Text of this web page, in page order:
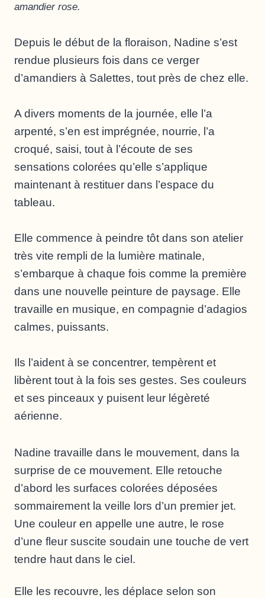
amandier rose.
Depuis le début de la floraison, Nadine s’est
rendue plusieurs fois dans ce verger
d’amandiers à Salettes, tout près de chez elle.
A divers moments de la journée, elle l’a
arpenté, s’en est imprégnée, nourrie, l’a
croqué, saisi, tout à l’écoute de ses
sensations colorées qu’elle s’applique
maintenant à restituer dans l’espace du
tableau.
Elle commence à peindre tôt dans son atelier
très vite rempli de la lumière matinale,
s’embarque à chaque fois comme la première
dans une nouvelle peinture de paysage. Elle
travaille en musique, en compagnie d’adagios
calmes, puissants.
Ils l’aident à se concentrer, tempèrent et
libèrent tout à la fois ses gestes. Ses couleurs
et ses pinceaux y puisent leur légèreté
aérienne.
Nadine travaille dans le mouvement, dans la
surprise de ce mouvement. Elle retouche
d’abord les surfaces colorées déposées
sommairement la veille lors d’un premier jet.
Une couleur en appelle une autre, le rose
d’une fleur suscite soudain une touche de vert
tendre haut dans le ciel.
Elle les recouvre, les déplace selon son